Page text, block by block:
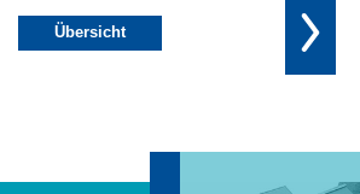
Übersicht